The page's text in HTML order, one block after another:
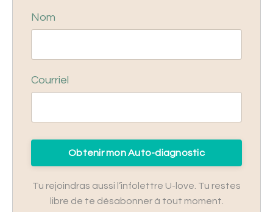
Nom
Courriel
Obtenir mon Auto-diagnostic
Tu rejoindras aussi l’infolettre U-love. Tu restes
libre de te désabonner à tout moment.